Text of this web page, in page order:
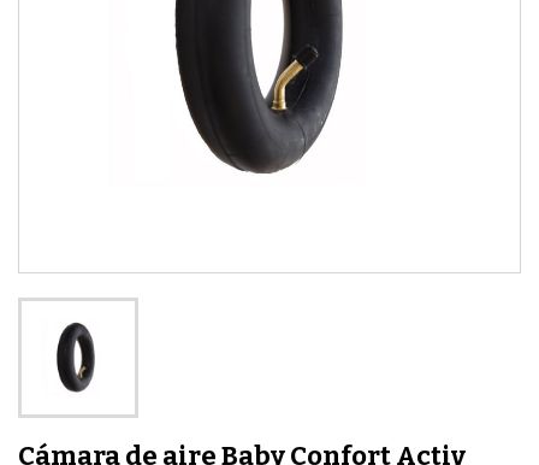
Cámara de aire Baby Confort Activ